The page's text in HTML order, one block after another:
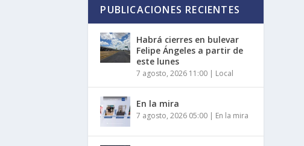
PUBLICACIONES RECIENTES
Habrá cierres en bulevar
Felipe Ángeles a partir de
este lunes
7 agosto, 2026 11:00 | Local
En la mira
7 agosto, 2026 05:00 | En la mira